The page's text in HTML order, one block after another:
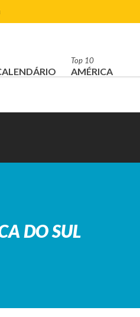
Top 10
AMÉRICA
DO SUL